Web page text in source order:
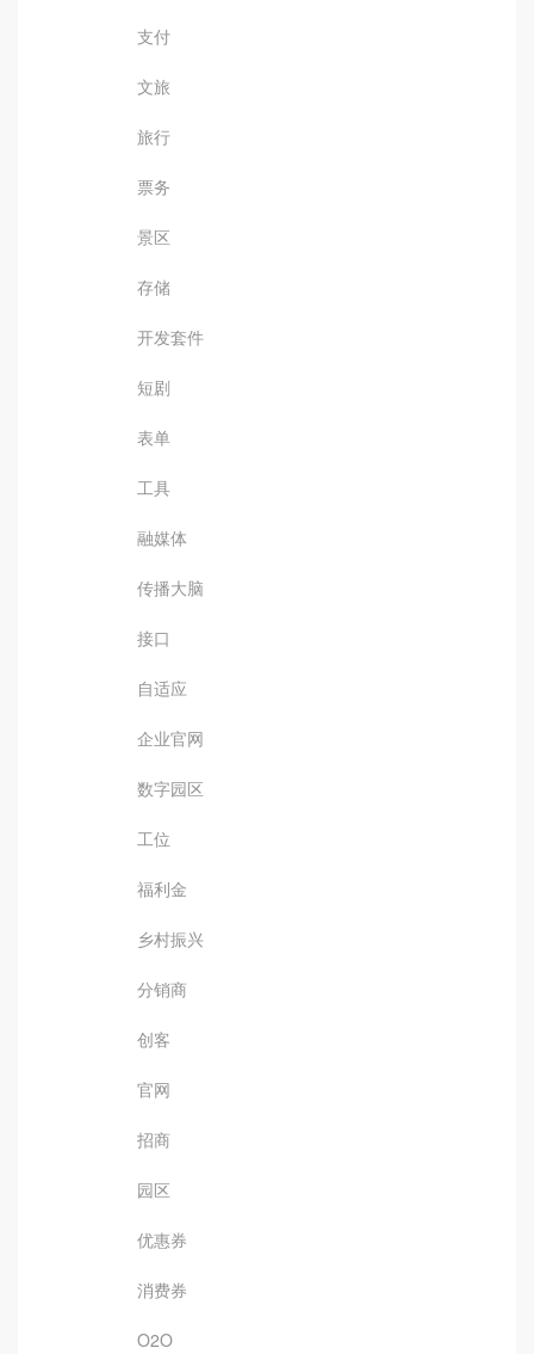
支付
文旅
旅行
票务
景区
存储
开发套件
短剧
表单
工具
融媒体
传播大脑
接口
自适应
企业官网
数字园区
工位
福利金
乡村振兴
分销商
创客
官网
招商
园区
优惠券
消费券
O2O